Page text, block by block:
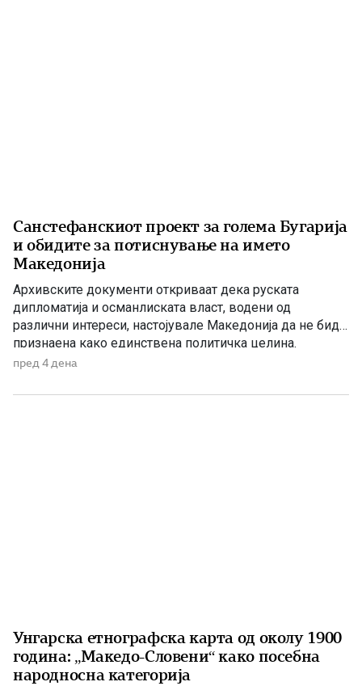
Санстефанскиот проект за голема Бугарија
и обидите за потиснување на името
Македонија
Архивските документи откриваат дека руската
дипломатија и османлиската власт, водени од
различни интереси, настојувале Македонија да не биде
признаена како единствена политичка целина.
Наместо нејзиното историско име, во службената
вилаети“. Македонија во Санстефанскиот проект По
пред 4 дена
Унгарска етнографска карта од околу 1900
година: „Македо-Словени“ како посебна
народносна категорија